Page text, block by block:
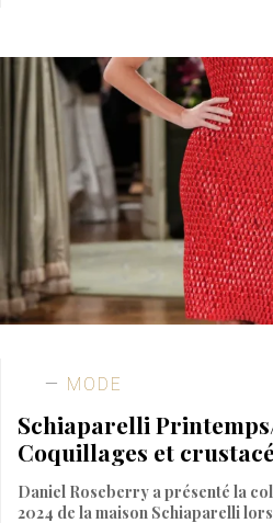
MODE
Schiaparelli
Coquillages et
Daniel Roseberry a présenté la
2024 de la maison Schiaparelli